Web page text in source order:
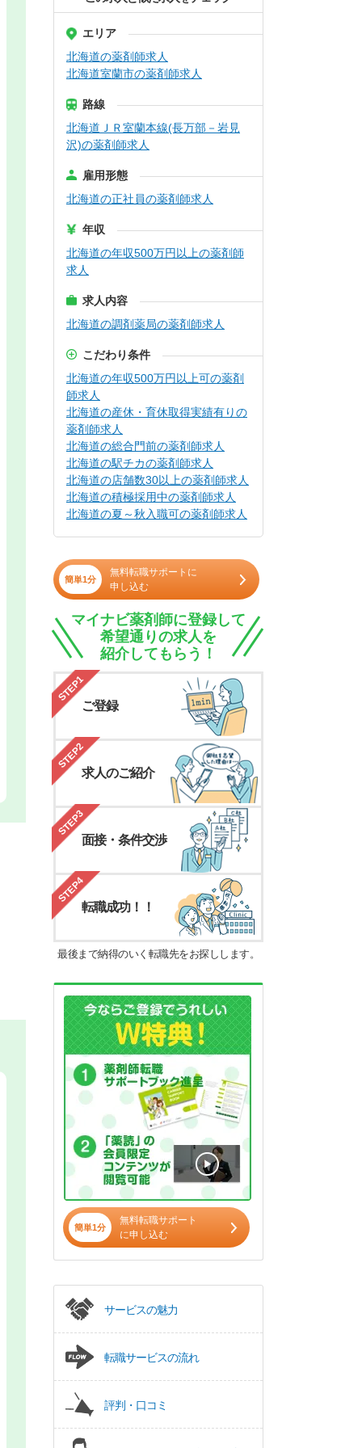
エリア
北海道の薬剤師求人
北海道室蘭市の薬剤師求人
路線
北海道ＪＲ室蘭本線(長万部－岩見
沢)の薬剤師求人
雇用形態
北海道の正社員の薬剤師求人
年収
北海道の年収500万円以上の薬剤師
求人
求人内容
北海道の調剤薬局の薬剤師求人
こだわり条件
北海道の年収500万円以上可の薬剤
師求人
北海道の産休・育休取得実績有りの
薬剤師求人
北海道の総合門前の薬剤師求人
北海道の駅チカの薬剤師求人
北海道の店舗数30以上の薬剤師求人
北海道の積極採用中の薬剤師求人
北海道の夏～秋入職可の薬剤師求人
簡単1分
無料転職サポートに
申し込む
マイナビ薬剤師に登録して
希望通りの求人を
紹介してもらう！
STEP1
ご登録
STEP2
求人のご紹介
STEP3
面接・条件交渉
STEP4
転職成功！！
最後まで納得のいく転職先をお探しします。
簡単1分
無料転職サポート
に申し込む
サービスの魅力
転職サービスの流れ
評判・口コミ